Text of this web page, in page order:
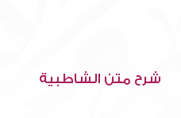
شرح متن الشاطبية